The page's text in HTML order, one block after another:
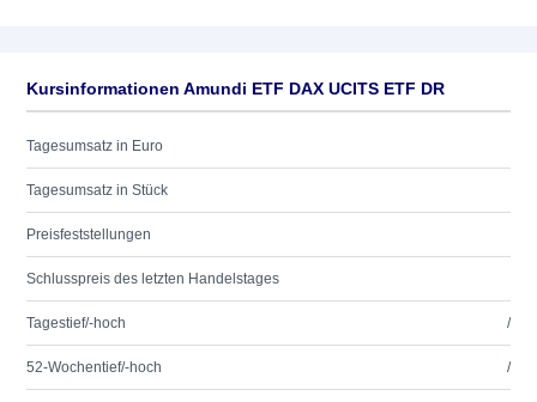
Kursinformationen Amundi ETF DAX UCITS ETF DR
Tagesumsatz in Euro
Tagesumsatz in Stück
Preisfeststellungen
Schlusspreis des letzten Handelstages
Tagestief/-hoch /
52-Wochentief/-hoch /